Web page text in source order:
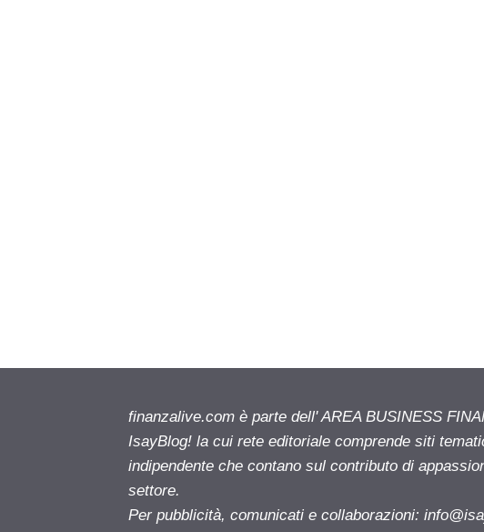
finanzalive.com è parte dell' AREA BUSINESS
IsayBlog! la cui rete editoriale comprende siti
indipendente che contano sul contributo di
settore.
Per pubblicità, comunicati e collaborazioni: